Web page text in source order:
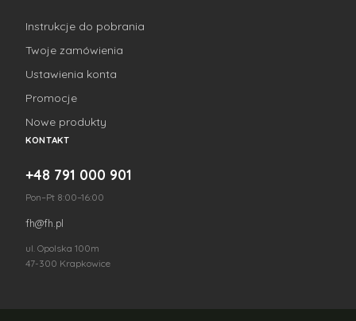
Instrukcje do pobrania
Twoje zamówienia
Ustawienia konta
Promocje
Nowe produkty
KONTAKT
+48 791 000 901
Pon–Pt 8:00–16:00
fh@fh.pl
ul. Opolska 100m
47-300 Krapkowice